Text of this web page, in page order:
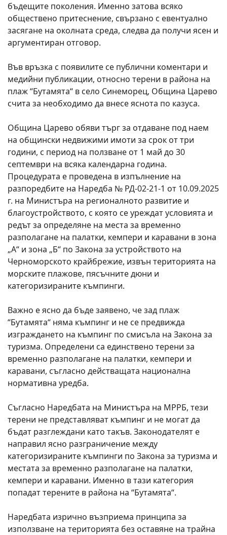
бъдещите поколения. Именно затова всяко
обществено притеснение, свързано с евентуално
засягане на околната среда, следва да получи ясен и
аргументиран отговор.
Във връзка с появилите се публични коментари и
медийни публикации, относно терени в района на
плаж “Бутамята“ в село Синеморец, Община Царево
счита за необходимо да внесе яснота по казуса.
Община Царево обяви търг за отдаване под наем
на общински недвижими имоти за срок от три
години, с период на ползване от 1 май до 30
септември на всяка календарна година.
Процедурата е проведена в изпълнение на
разпоредбите на Наредба № РД-02-21-1 от 10.09.2025
г. на Министъра на регионалното развитие и
благоустройството, с която се уреждат условията и
редът за определяне на места за временно
разполагане на палатки, кемпери и каравани в зона
„А“ и зона „Б“ по Закона за устройството на
Черноморското крайбрежие, извън територията на
морските плажове, пясъчните дюни и
категоризираните къмпинги.
Важно е ясно да бъде заявено, че зад плаж
“Бутамята“ няма къмпинг и не се предвижда
изграждането на къмпинг по смисъла на Закона за
туризма. Определени са единствено терени за
временно разполагане на палатки, кемпери и
каравани, съгласно действащата национална
нормативна уредба.
Съгласно Наредбата на Министъра на МРРБ, тези
терени не представляват къмпинг и не могат да
бъдат разглеждани като такъв. Законодателят е
направил ясно разграничение между
категоризираните къмпинги по Закона за туризма и
местата за временно разполагане на палатки,
кемпери и каравани. Именно в тази категория
попадат терените в района на “Бутамята“.
Наредбата изрично възприема принципа за
използване на територията без оставяне на трайна